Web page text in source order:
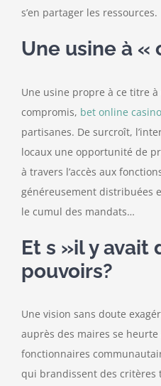
s’en partager les ressources.
Une usine à «
Une usine propre à ce titre
compromis, bet online
partisanes. De surcroît,
locaux une opportunité de
à travers l’accès aux
généreusement distribuées
le cumul des mandats…
Et s »il y avait
pouvoirs?
Une vision sans doute
auprès des maires se
fonctionnaires
qui brandissent des critères